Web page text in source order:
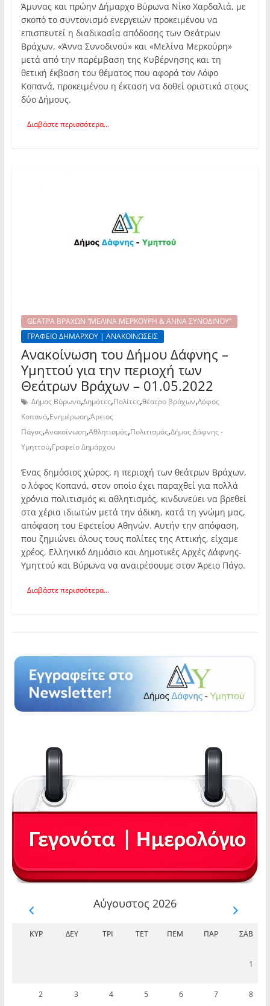
Άμυνας και πρώην Δήμαρχο Βύρωνα Νίκο Χαρδαλιά, με
σκοπό το συντονισμό ενεργειών προκειμένου να
επισπευτεί η διαδικασία απόδοσης των Θεάτρων
Βράχων, «Άννα Συνοδινού» και «Μελίνα Μερκούρη»
μετά από την παρέμβαση της Κυβέρνησης και τη
θετική έκβαση του θέματος που αφορά τον Λόφο
Κοπανά, προκειμένου η έκταση να δοθεί οριστικά στους
δύο Δήμους.
Διαβάστε περισσότερα...
ΘΕΑΤΡΑ ΒΡΑΧΩΝ “ΜΕΛΙΝΑ ΜΕΡΚΟΥΡΗ & ΑΝΝΑ ΣΥΝΟΔΙΝΟΥ”
ΓΡΑΦΕΙΟ ΔΗΜΑΡΧΟΥ | ΑΝΑΚΟΙΝΩΣΕΙΣ
Ανακοίνωση του Δήμου Δάφνης –
Υμηττού για την περιοχή των
Θεάτρων Βράχων – 01.05.2022
Δήμος Βύρωνα,Δημότες,Πολίτες,θέατρο βράχων,Λόφος
Κοπανά,Ενημέρωση,Άρειος
Πάγος,Ανακοίνωση,Αθλητισμός,Πολιτισμός,Δήμος Δάφνης -
Υμηττού,Γραφείο Δημάρχου
Ένας δημόσιος χώρος, η περιοχή των θεάτρων Βράχων,
ο λόφος Κοπανά, στον οποίο έχει παραχθεί για πολλά
χρόνια πολιτισμός κι αθλητισμός, κινδυνεύει να βρεθεί
στα χέρια ιδιωτών μετά την άδικη, κατά τη γνώμη μας,
απόφαση του Εφετείου Αθηνών. Αυτήν την απόφαση,
που ζημιώνει όλους τους πολίτες της Αττικής, είχαμε
χρέος, Ελληνικό Δημόσιο και Δημοτικές Αρχές Δάφνης-
Υμηττού και Βύρωνα να αναιρέσουμε στον Άρειο Πάγο.
Διαβάστε περισσότερα...
Αύγουστος 2026
ΚΥΡ ΔΕΥ ΤΡΊ ΤΕΤ ΠΈΜ ΠΑΡ ΣΆΒ
1
2 3 4 5 6 7 8